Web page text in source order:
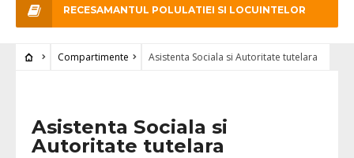
RECESAMANTUL POLULATIEI SI LOCUINTELOR
Compartimente Asistenta Sociala si Autoritate tutelara
Asistenta Sociala si
Autoritate tutelara